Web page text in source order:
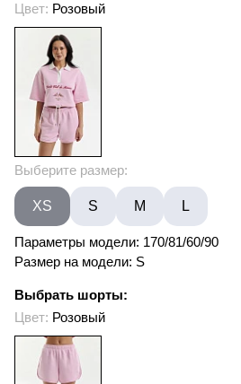
Цвет: Розовый
Выберите размер:
XS S M L
Параметры модели: 170/81/60/90
Размер на модели: S
Выбрать шорты:
Цвет: Розовый